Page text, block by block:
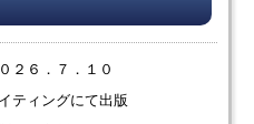
２６．７．１０
ティングにて出版